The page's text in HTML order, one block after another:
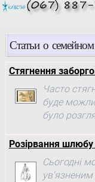
Статьи о
Стягнення
Часто
буде
було
Розірвання
Сьогодні
ув'язненим